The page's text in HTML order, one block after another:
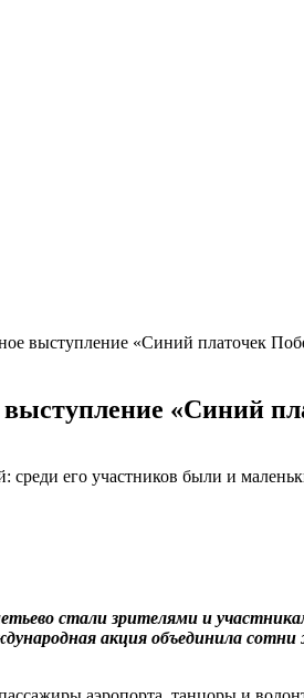
выступление «Синий платочек
«Синий
его участников были и
стали зрителями и
акция объединила